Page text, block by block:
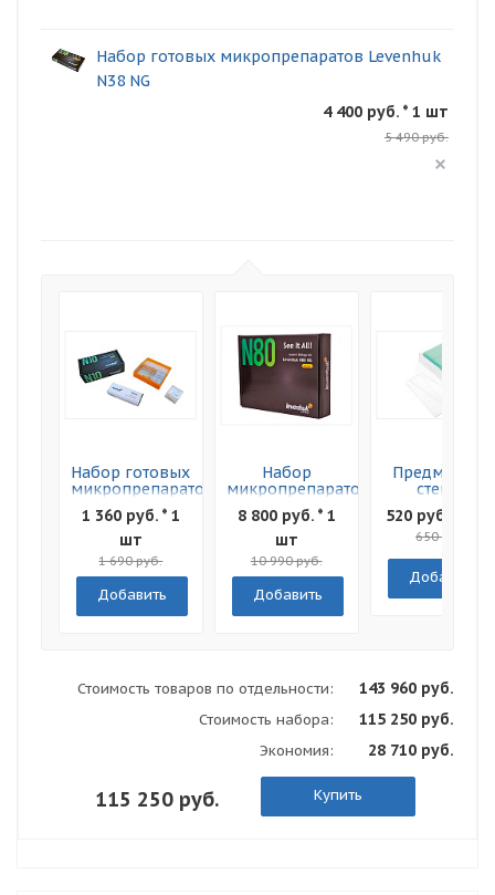
Набор готовых микропрепаратов Levenhuk
N38 NG
4 400 руб. * 1 шт
5 490 руб.
Набор готовых
микропрепаратов
Levenhuk N10
NG
1 360 руб. * 1
шт
1 690 руб.
Добавить
Набор
микропрепаратов
Levenhuk N80
NG "Увидеть
Все!"
8 800 руб. * 1
шт
10 990 руб.
Добавить
Предметные
стекла
Levenhuk
50шт
520 руб. * 1
650 руб.
Добавить
Стоимость товаров по отдельности: 143 960 руб.
Стоимость набора: 115 250 руб.
Экономия: 28 710 руб.
115 250 руб. Купить